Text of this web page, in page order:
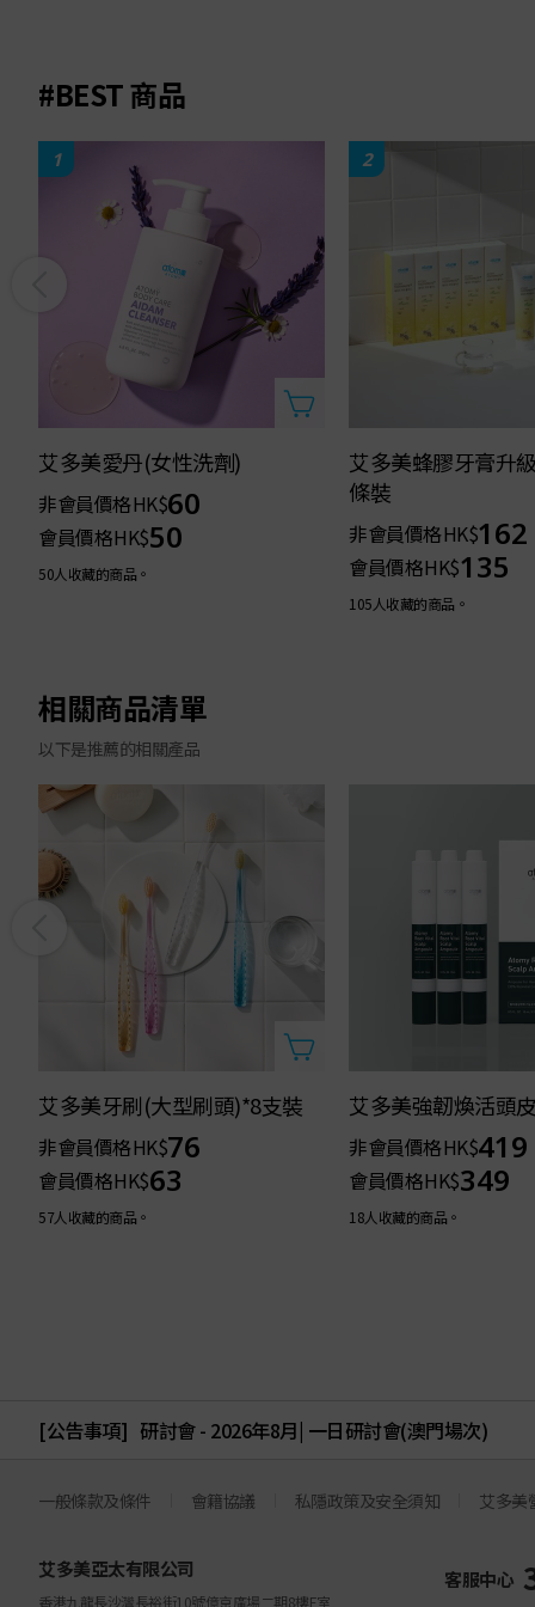
#BEST 商品
1
艾多美愛丹(女性洗劑)
非會員價格HK$60
會員價格HK$50
50人收藏的商品。
2
艾多美蜂膠牙膏升
條裝
非會員價格HK$162
會員價格HK$135
105人收藏的商品。
相關商品清單
以下是推薦的相關產品
艾多美牙刷(大型刷頭)*8支裝
非會員價格HK$76
會員價格HK$63
57人收藏的商品。
艾多美強韌煥活頭
非會員價格HK$419
會員價格HK$349
18人收藏的商品。
[公告事項] 研討會 - 2026年8月| 一日研討會(澳門場次)
一般條款及條件 會籍協議 私隱政策及安全須知 艾多美
艾多美亞太有限公司
香港九龍長沙灣長裕街10號億京廣場二期8樓E室
客服中心